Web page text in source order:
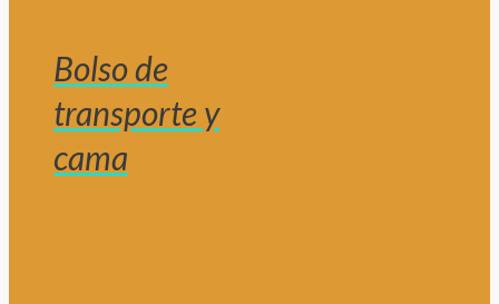
Bolso de
transporte y
cama